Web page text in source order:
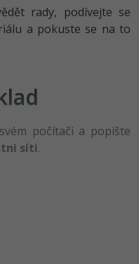
rady, podívejte se
a pokuste se na to
počítači a popište
síti.